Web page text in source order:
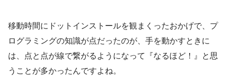
移動時間にドットインストールを観まくったおかげで、プ
ログラミングの知識が点だったのが、手を動かすときに
は、点と点が線で繋がるようになって『なるほど！』と思
うことが多かったんですよね。